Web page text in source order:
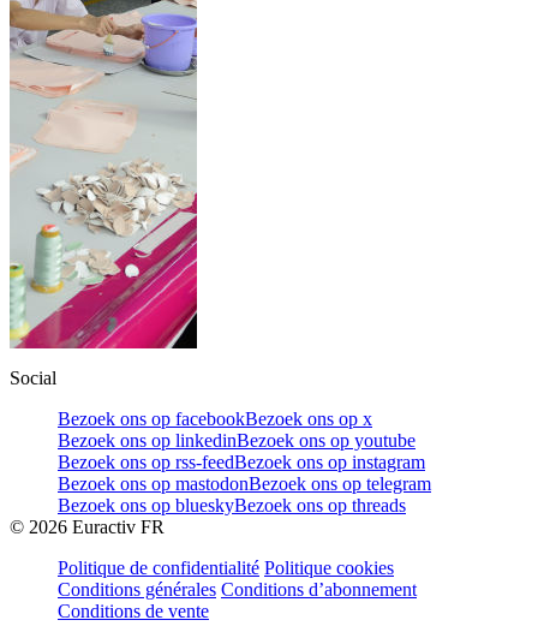
Social
Bezoek ons op facebookBezoek ons op x
Bezoek ons op linkedinBezoek ons op youtube
Bezoek ons op rss-feedBezoek ons op instagram
Bezoek ons op mastodonBezoek ons op telegram
Bezoek ons op blueskyBezoek ons op threads
© 2026 Euractiv FR
Politique de confidentialité Politique cookies
Conditions générales Conditions d’abonnement
Conditions de vente